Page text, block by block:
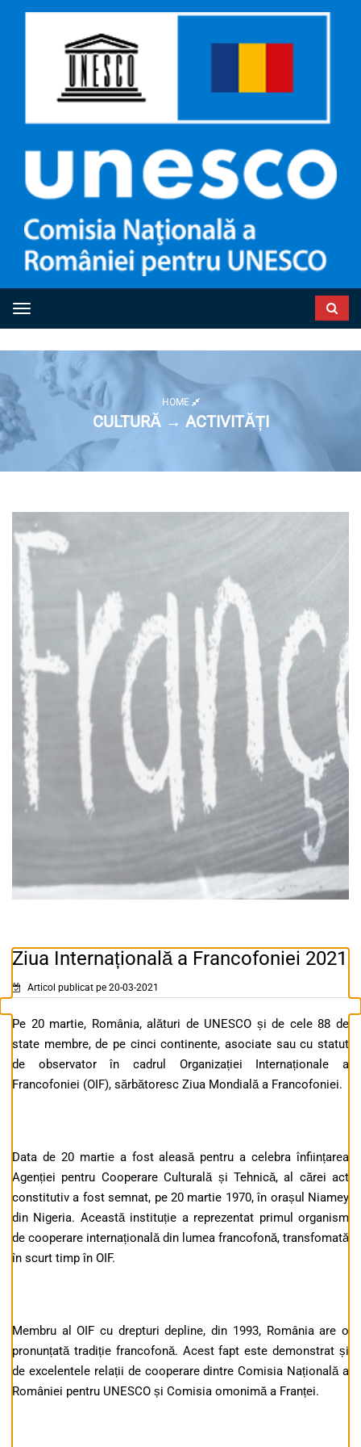
Toggle navigation
HOME
CULTURĂ → ACTIVITĂȚI
Ziua Internațională a Francofoniei 2021
Articol publicat pe 20-03-2021
Pe 20 martie, România, alături de UNESCO și de cele 88 de
state membre, de pe cinci continente, asociate sau cu statut
de observator în cadrul Organizației Internaționale a
Francofoniei (OIF), sărbătoresc Ziua Mondială a Francofoniei.
Data de 20 martie a fost aleasă pentru a celebra înființarea
Agenției pentru Cooperare Culturală și Tehnică, al cărei act
constitutiv a fost semnat, pe 20 martie 1970, în orașul Niamey
din Nigeria. Această instituție a reprezentat primul organism
de cooperare internațională din lumea francofonă, transfomată
în scurt timp în OIF.
Membru al OIF cu drepturi depline, din 1993, România are o
pronunțată tradiție francofonă. Acest fapt este demonstrat și
de excelentele relații de cooperare dintre Comisia Națională a
României pentru UNESCO și Comisia omonimă a Franței.